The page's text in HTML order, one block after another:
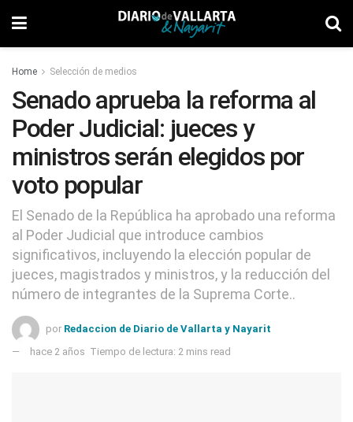
Home Selección de medios
Senado aprueba la reforma al
Poder Judicial: jueces y
ministros serán elegidos por
voto popular
El Senado de la República ha aprobado una reforma
al Poder Judicial que introduce cambios
significativos, incluyendo la elección popular de
jueces, magistrados y ministros, y la reducción del
número de integrantes de la Suprema Corte..
por Redaccion de Diario de Vallarta y Nayarit
hace 2 años Tiempo de lectura: 2 mins read